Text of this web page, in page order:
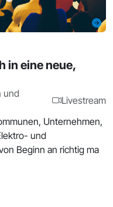
in eine neue,
und
Livestream
Unternehmen,
und
Beginn an richtig ma